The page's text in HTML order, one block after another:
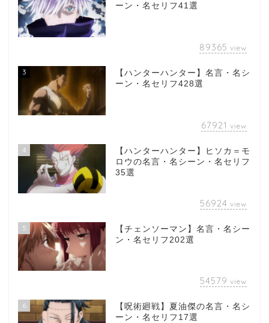
ーン・名セリフ41選
89365 view
3
【ハンターハンター】名言・名シ
ーン・名セリフ428選
67921 view
4
【ハンターハンター】ヒソカ＝モ
ロウの名言・名シーン・名セリフ
35選
56924 view
5
【チェンソーマン】名言・名シー
ン・名セリフ202選
54579 view
6
【呪術廻戦】夏油傑の名言・名シ
ーン・名セリフ17選